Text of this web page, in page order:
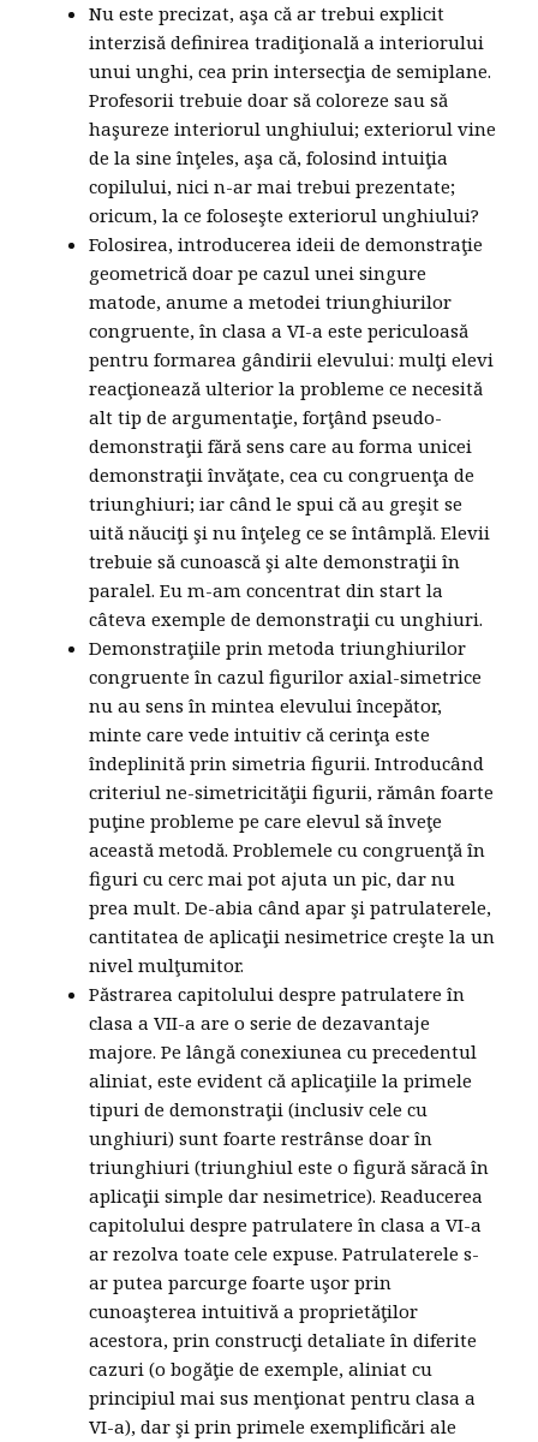
Nu este precizat, aşa că ar trebui explicit
interzisă definirea tradiţională a interiorului
unui unghi, cea prin intersecţia de semiplane.
Profesorii trebuie doar să coloreze sau să
haşureze interiorul unghiului; exteriorul vine
de la sine înţeles, aşa că, folosind intuiţia
copilului, nici n-ar mai trebui prezentate;
oricum, la ce foloseşte exteriorul unghiului?
Folosirea, introducerea ideii de demonstraţie
geometrică doar pe cazul unei singure
matode, anume a metodei triunghiurilor
congruente, în clasa a VI-a este periculoasă
pentru formarea gândirii elevului: mulţi elevi
reacţionează ulterior la probleme ce necesită
alt tip de argumentaţie, forţând pseudo-
demonstraţii fără sens care au forma unicei
demonstraţii învăţate, cea cu congruenţa de
triunghiuri; iar când le spui că au greşit se
uită năuciţi şi nu înţeleg ce se întâmplă. Elevii
trebuie să cunoască şi alte demonstraţii în
paralel. Eu m-am concentrat din start la
câteva exemple de demonstraţii cu unghiuri.
Demonstraţiile prin metoda triunghiurilor
congruente în cazul figurilor axial-simetrice
nu au sens în mintea elevului începător,
minte care vede intuitiv că cerinţa este
îndeplinită prin simetria figurii. Introducând
criteriul ne-simetricităţii figurii, rămân foarte
puţine probleme pe care elevul să înveţe
această metodă. Problemele cu congruenţă în
figuri cu cerc mai pot ajuta un pic, dar nu
prea mult. De-abia când apar şi patrulaterele,
cantitatea de aplicaţii nesimetrice creşte la un
nivel mulţumitor.
Păstrarea capitolului despre patrulatere în
clasa a VII-a are o serie de dezavantaje
majore. Pe lângă conexiunea cu precedentul
aliniat, este evident că aplicaţiile la primele
tipuri de demonstraţii (inclusiv cele cu
unghiuri) sunt foarte restrânse doar în
triunghiuri (triunghiul este o figură săracă în
aplicaţii simple dar nesimetrice). Readucerea
capitolului despre patrulatere în clasa a VI-a
ar rezolva toate cele expuse. Patrulaterele s-
ar putea parcurge foarte uşor prin
cunoaşterea intuitivă a proprietăţilor
acestora, prin construcţi detaliate în diferite
cazuri (o bogăţie de exemple, aliniat cu
principiul mai sus menţionat pentru clasa a
VI-a), dar şi prin primele exemplificări ale